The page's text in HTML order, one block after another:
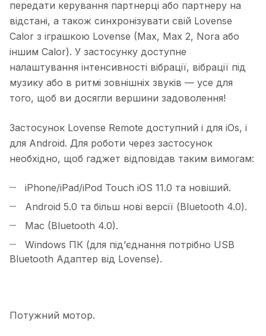
передати керування партнерці або партнеру на
відстані, а також синхронізувати свій Lovense
Calor з іграшкою Lovense (Max, Max 2, Nora або
іншим Calor). У застосунку доступне
налаштування інтенсивності вібрації, вібрації під
музику або в ритмі зовнішніх звуків — усе для
того, щоб ви досягли вершини задоволення!
Застосунок Lovense Remote доступний і для iOs, і
для Android. Для роботи через застосунок
необхідно, щоб гаджет відповідав таким вимогам:
iPhone/iPad/iPod Touch iOS 11.0 та новіший.
Android 5.0 та більш нові версії (Bluetooth 4.0).
Mac (Bluetooth 4.0).
Windows ПК (для під’єднання потрібно USB
Bluetooth Адаптер від Lovense).
Потужний мотор.